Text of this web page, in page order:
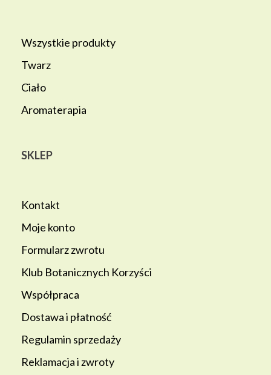
Wszystkie produkty
Twarz
Ciało
Aromaterapia
SKLEP
Kontakt
Moje konto
Formularz zwrotu
Klub Botanicznych Korzyści
Współpraca
Dostawa i płatność
Regulamin sprzedaży
Reklamacja i zwroty